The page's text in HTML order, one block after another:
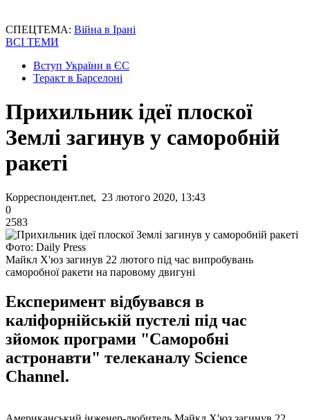
СПЕЦТЕМА: Війна в Ірані
ВСІ ТЕМИ
Вступ України в ЄС
Теракт в Барселоні
Прихильник ідеї плоскої
Землі загинув у саморобній
ракеті
Корреспондент.net, 23 лютого 2020, 13:43
0
2583
Фото: Daily Press
Майкл Х'юз загинув 22 лютого під час випробувань
саморобної ракети на паровому двигуні
Експеримент відбувався в
каліфорнійській пустелі під час
зйомок програми "Саморобні
астронавти" телеканалу Science
Channel.